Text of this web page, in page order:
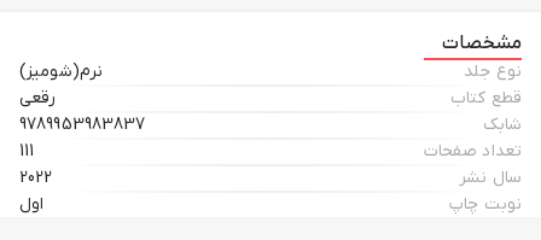
أرض فلسطین المغتصبة والتی اتَّخذ لها السّارد حسن سالمی عدّة رموز منها أسماء
القری والشّخوص والأحداث والأمکنة عموماً ...
مشخصات
نوع جلد
نرم(شومیز)
قطع کتاب
رقعی
شابک
9789953983837
تعداد صفحات
111
سال نشر
2022
نوبت چاپ
اول